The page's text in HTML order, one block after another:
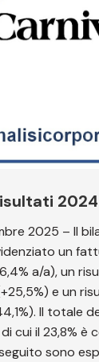
2025 – Il
un
a/a), un
e un
Il totale
cui il 23,8% è
sono